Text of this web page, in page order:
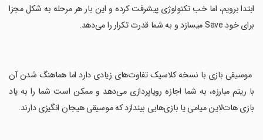
ابتدا برویم، اما خب تکنولوژی پیشرفت کرده و این بار هر مرحله به شکل مجزا
برای خود Save میسازد و به شما قدرت تکرار را می‌دهد.
‏ موسیقی بازی با نسخه کلاسیک تفاوت‌های زیادی دارد اما هماهنگ شدن آن
با ریتم مبارزه، به شما اجازه رویاپردازی می‌دهد و ممکن است شما را به یاد
بازی هات‌لاین میامی یا بازی‌هایی بیندازد که موسیقی هیجان انگیزی دارند.